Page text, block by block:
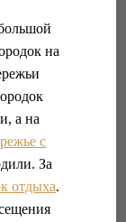
на
а на
с
За
отдыха.